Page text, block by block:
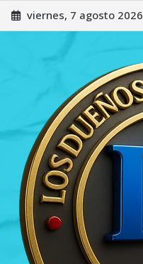
Saltar
al
viernes, 7 agosto 2026